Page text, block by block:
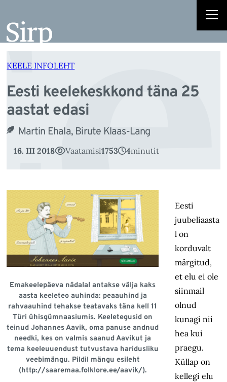
juurde
KEELE INFOLEHT
Eesti keelekeskkond täna 25
aastat edasi
Martin Ehala, Birute Klaas-Lang
16. III 2018 Vaatamisi1753 4minutit
Emakeelepäeva nädalal antakse välja kaks
aasta keeleteo auhinda: peaauhind ja
rahvaauhind tehakse teatavaks täna kell 11
Türi ühisgümnaasiumis. Keeletegusid on
teinud Johannes Aavik, oma panuse andnud
needki, kes on valmis saanud Aavikut ja
tema keeleuuendust tutvustava haridusliku
veebimängu. Pildil mängu esileht
(http://saaremaa.folklore.ee/aavik/).
Eesti
juubeliaasta
l on
korduvalt
märgitud,
et elu ei ole
siinmail
olnud
kunagi nii
hea kui
praegu.
Küllap on
kellegi elu